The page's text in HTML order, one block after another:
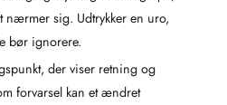
nærmer sig. Udtrykker en uro,
bør ignorere.
der viser retning og
forvarsel kan et ændret